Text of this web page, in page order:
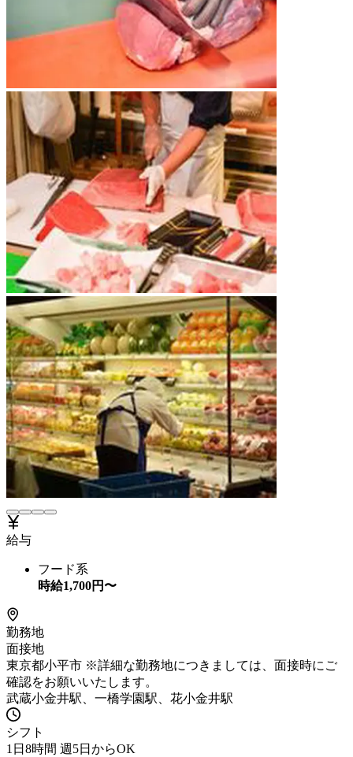
給与
フード系
時給1,700円〜
勤務地
面接地
東京都小平市 ※詳細な勤務地につきましては、面接時にご
確認をお願いいたします。
武蔵小金井駅、一橋学園駅、花小金井駅
シフト
1日8時間 週5日からOK